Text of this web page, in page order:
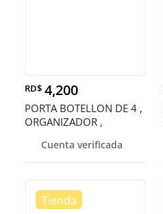
RD$ 4,200
PORTA BOTELLON DE 4 ,
ORGANIZADOR ,
Cuenta verificada